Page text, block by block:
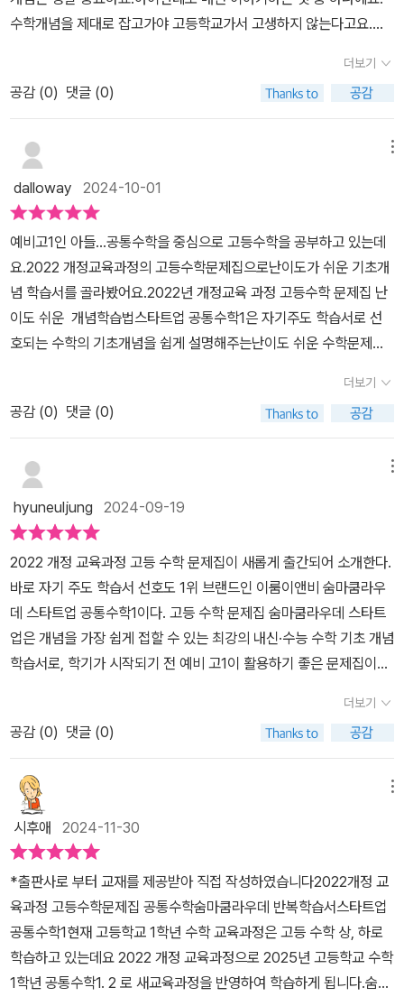
의 기초 체력을 만들어 줄 수 있는 교재라는 걸 느꼈답니다.예비고 아
대로 정리하며 내신 대비와 수능 기초 체력까지 키울 수 있어요.예비
고, 선행하는 친구들!고등 수학 문제집을 처음 만날 때 어려운 고등 수
학 개념을 공부하는 데 도움이 되는개념들을 쉽게 접하고 싶다면 숨
마쿰라우데 스타트업 공통수학 1 어떠세요?고등 수학의 기초를 숨마
쿰라우데 스타트업 공통수학 1과 함께 튼튼하게 잘 다져보아요.
집을 찾고 있다면숨마쿰라우데 수학개념서공통수학1을 만나보자..
수학개념을 제대로 잡고가야 고등학교가서 고생하지 않는다고요.그
스타트업 공통수학1가 드디어 등장합니다.쉽고 빠르게 이해하는 개
념 학습이 가능하고 유형별 반복 학습으로 수학의 자신감을 향상,스
스로 학습 일정과 분량을 정하는 자기 주도 학습이 가능해요.​스스로
공부 계획 세우기아이들이 잘 못하는 부분 중 하나죠.세워주는 계획
에 맞춰 진행만 제대로 해도 좋을 것 같아요.단원별로 중요 개념을 한
눈에 볼 수 있게 구성했어요.보충설명이 필요한 부분은 개념+plus에
서 자세히 설명했어요.문제로 구성한 개념을 표시하고 어떤 개념이
문제로 많이 구성되는지 그 중요도를 파악할 수 있어요.한 개념 한 개
념씩 다시 풀어 설명해주고개념마다 선생님의 팁을 통해 꼭 기억할
부분을 확인할 수 있어요.내신대비 Mini Test소단원별로 시험에 출
제되는 유형을 모아 구성했어요.학교 시험을 본다고 생각하면서 실수
하지 않고 문제를 다 풀 수 있는지, 문제 속에 적용된 개념은 어떤 것
인지 파악해 볼 수 있어요.각 개념을 확실히 잡을 수 있도록 쉬운 문제
로 구성되어있고 학교 시험 맛보기로 실전 연습을 할 수 있어요.정답
제 풀어볼 수 있을 것 같아요.예비고1수학문제집 숨마쿰라우데 스타
트업 공통수학1으로 얼마안남은 고등학교수학 준비해야겠네요.
더보기
공감 (0) 댓글 (0)
dalloway 2024-10-01
예비고1인 아들...공통수학을 중심으로 고등수학을 공부하고 있는데
요.2022 개정교육과정의 고등수학문제집으로난이도가 쉬운 기초개
념 학습서를 골라봤어요.2022년 개정교육 과정 고등수학 문제집 난
이도 쉬운 개념학습법스타트업 공통수학1은 자기주도 학습서로 선
호되는 수학의 기초개념을 쉽게 설명해주는난이도 쉬운 수학문제집
쉬운 문제집으로개념을 쉽게 익힐 수 있는 것을고르는 것이 좋죠.공
통수학1 한권에 고 1 과정이 모두 들어있어서한번 다시 개념을 훑어
가면서 학습하고 있네요.고등수학을 공부하면 공부법이 어려운 문제
집이많아서 쉽게 학습을 따르가기 어려울 때가있는데요.고등학교 수
개념을 확실히 이해할 수 있게이끌어주는 고등수학문제집 난이도 쉬
운 책이죠.반복해서 개념을 학습하기 딱 괜찮은 책이라고등학생이나
예비고1 이 학습할 수 있어요. 고등수학 난이도 쉬운 문제집으로개념
을 반복해서 학습하고심화서를 공부할 때도 개념을 한번 더정리할 수
있죠. 수학 예습교재 선택법개념을 쉽게 학습할 수 있는 쉬운 문제집
중학교 수학보다 고등수학을 어렵다고 느끼는 부분이개념이 한꺼번
에 많이 나오고 정작 문제를 풀 때는 어떤 개념을 써야할지 몰라서곤
란을 겪는 경우가 많기 때문인데요.개념을 바로 익힐 수 있도록개념
을 세분화해서 난이도 쉽게만든 수학문제집이라 학생들이 잘 풀 수
수학 개념서들로 개념을 확실히 정리하는 것이 올바른 수학 학습법이
죠. 고등수학 개념을 쉽게 끊어서쏙쏙 들어오게 하는 난이도 쉬운
고등수학문제집이라스타트업 공통수학을 많이 학습하는 것 같아요.
세분화된 개념을 익히고개념적용 문제를 풀면서개념을 이해하고 이
해한 개념을 바탕으로 유형문제들을 풀어보면서개념을 반복해서 정
리할 수 있으니어려운 개념도 쉽게 잡을 수 있네요. ㅎㅎ공통수학을
공부했지만 개념이 잘 안잡혀서수학을 어려워하는 친구들에게도 한
번 더 개념을 잘 이해할 수 있도록반복해서 학습하는 것을 권하고 싶
어요. 고1수학 목차를 보면다항식의 연산부터행렬과 순열까지 들어
더보기
공감 (0) 댓글 (0)
hyuneuljung 2024-09-19
2022 개정 교육과정 고등 수학 문제집이 새롭게 출간되어 소개한다.
바로 자기 주도 학습서 선호도 1위 브랜드인 이룸이앤비 숨마쿰라우
데 스타트업 공통수학1이다. ​고등 수학 문제집 숨마쿰라우데 스타트
업은 개념을 가장 쉽게 접할 수 있는 최강의 내신·수능 수학 기초 개념
학습서로, 학기가 시작되기 전 예비 고1이 활용하기 좋은 문제집이다.
되는 내용이기도 해서 마음에 들었다. ​아이 스스로 공부를 해나가려
면 해설지가 잘 되어 있어야 하는데 숨마쿰라우데 시리즈의 서브 노
트: 정답과 해설은 금상첨화였다. 정답과 함께 자세한 해설이 나와 있
었고 다른 해설까지 만날 수 있어 다양한 풀이로 문제를 해결할 수 있
는 장점이 있었다. ​우선 개정과정으로 바뀐 내용을 살펴보자면 공통
수학1 과정은 첫 부분은 같지만 뒤에 나오는 내용이 조금 달라졌다.
다항식의 연산, 항등식과 나머지정리, 인수분해, 복소수, 이차방정식,
이차함수와 이차방정식, 삼차방정식과 사차방정식, 연립방정식, 연립
일차부등식, 이차부등식, 그리고 경우의 수, 순열, 조합, 행렬이 이어
졌다. ​다항식의 연산부터 부등식까지는 중학 과정에 연결되는 내용으
로, 좀 더 심화된 과정을 다루고 있었고 경우의 수부터 순열, 조합, 행
렬은 새롭게 편입된 단원이었다. 반복 수학 연습을 할 수 있는 숨마쿰
더보기
공감 (0) 댓글 (0)
시후애 2024-11-30
*출판사로 부터 교재를 제공받아 직접 작성하였습니다​​2022개정 교
육과정 고등수학문제집 공통수학숨마쿰라우데 반복학습서스타트업
공통수학1​​현재 고등학교 1학년 수학 교육과정은 고등 수학 상, 하로
학습하고 있는데요 2022 개정 교육과정으로 2025년 고등학교 수학
1학년 공통수학1. 2 로 새교육과정을 반영하여 학습하게 됩니다.​숨마